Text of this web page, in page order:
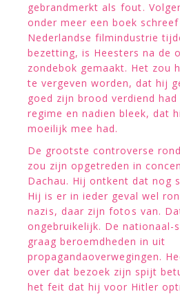
gebrandmerkt als fout.
onder meer een boek
Nederlandse filmindustrie
bezetting, is Heesters na de
zondebok gemaakt. Het zou
te vergeven worden, dat hij
goed zijn brood verdiend
regime en nadien bleek, dat
moeilijk mee had.
De grootste controverse
zou zijn opgetreden in
Dachau. Hij ontkent dat nog
Hij is er in ieder geval wel
nazis, daar zijn fotos van.
ongebruikelijk. De nationaal-
graag beroemdheden in uit
propagandaoverwegingen.
over dat bezoek zijn spijt
het feit dat hij voor Hitler